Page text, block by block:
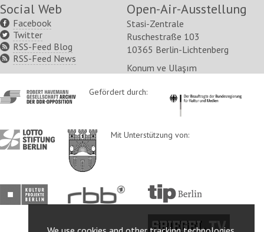
Social Web
Facebook
Twitter
RSS-Feed Blog
RSS-Feed News
Open-Air-Ausstellung
Stasi-Zentrale
Ruschestraße 103
10365 Berlin-Lichtenberg
Konum ve Ulaşım
http://www.havemann-
gesellschaft.de/
Gefördert durch: http://
http://www.lotto-
stiftung-
http://www.berlin.de/ba-
lichtenberg/
Mit Unterstützung von:
http://www.kulturprojekte-
berlin.de/
http://www.rbb-
online.de/
http://www.tip-
berlin.de/
http://www.spiegel.tv/